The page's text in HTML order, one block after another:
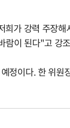
가 강력 주장
람이 된다"고 강
정이다. 한 위